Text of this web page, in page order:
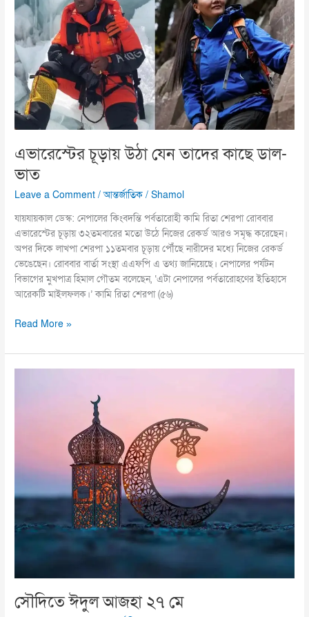
এভারেস্টের চূড়ায় উঠা যেন তাদের কাছে ডাল-
ভাত
Leave a Comment /আন্তর্জাতিক /Shamol
যায়যায়কাল ডেস্ক: নেপালের কিংবদন্তি পর্বতারোহী কামি রিতা শেরপা রোববার
এভারেস্টের চূড়ায় ৩২তমবারের মতো উঠে নিজের রেকর্ড আরও সমৃদ্ধ করেছেন।
অপর দিকে লাখপা শেরপা ১১তমবার চূড়ায় পৌঁছে নারীদের মধ্যে নিজের রেকর্ড
ভেঙেছেন। রোববার বার্তা সংস্থা এএফপি এ তথ্য জানিয়েছে। নেপালের পর্যটন
বিভাগের মুখপাত্র হিমাল গৌতম বলেছেন, ‘এটা নেপালের পর্বতারোহণের ইতিহাসে
আরেকটি মাইলফলক।’ কামি রিতা শেরপা (৫৬)
উঠা
যেন
তাদের
কাছে
ডাল-
ভাত
Read More »
সৌদিতে ঈদুল আজহা ২৭ মে